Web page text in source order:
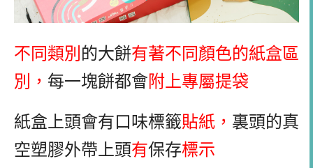
不同類別 的大餅有著不同顏色的紙盒區
別， 每一塊餅都會附上專屬提袋
紙盒上頭會有口味標籤貼紙， 裏頭的真
空塑膠外帶上頭有保存標示